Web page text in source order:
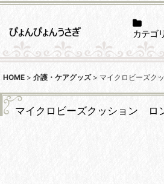
カテゴリ
HOME > 介護・ケアグッズ > マイクロビーズク
マイクロビーズクッション ロ